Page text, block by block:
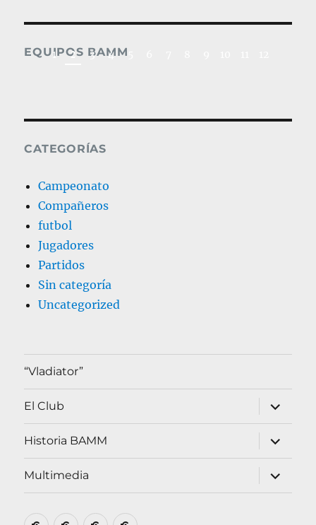
EQUIPOS BAMM
2019_Fútbol
1 2 3 4
CATEGORÍAS
Campeonato
Compañeros
futbol
Jugadores
Partidos
Sin categoría
Uncategorized
“Vladiator”
El Club
expande
el
menú
inferior
Historia BAMM
expande
el
menú
inferior
Multimedia
expande
el
menú